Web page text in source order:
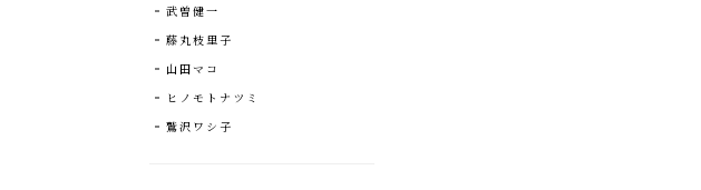
武曽健一
藤丸枝里子
山田マコ
ヒノモトナツミ
鷲沢ワシ子